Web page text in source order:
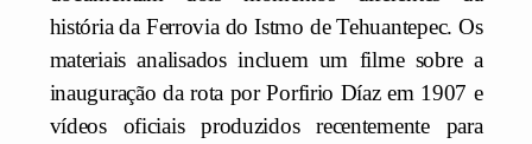
história da Ferrovia do Istmo de Tehuantepec. Os
materiais analisados incluem um filme sobre a
inauguração da rota por Porfirio Díaz em 1907 e
vídeos oficiais produzidos recentemente para